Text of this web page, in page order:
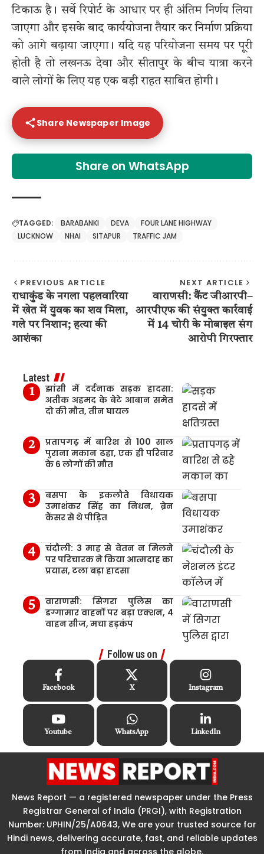
टिकाऊ है। सर्वे रिपोर्ट के आधार पर ही अंतिम निर्णय लिया
जाएगा और इसके बाद कार्ययोजना तैयार कर निर्माण प्रक्रिया
को आगे बढ़ाया जाएगा। यदि यह परियोजना समय पर पूरी
होती है तो लखनऊ देवा और सीतापुर के बीच यात्रा करने
वाले लोगों के लिए यह एक बड़ी राहत साबित होगी।
Share Newspaper Image
Share on WhatsApp
TAGGED: BARABANKI DEVA
FOUR LANE HIGHWAY
LUCKNOW
NHAI SITAPUR TRAFFIC JAM
PREVIOUS ARTICLE
राधाकुंड के नगला पहलवारिया
में खेत में युवक का शव मिला,
गले पर निशान; हत्या की
आशंका
NEXT ARTICLE
वाराणसी: कैंट जीआरपी–
आरपीएफ की संयुक्त कार्रवाई
में 14 चोरी के मोबाइल संग
आरोपी गिरफ्तार
Latest
झांसी में दर्दनाक सड़क हादसा:
अतीक अहमद के बेटे आबान समेत
दो की मौत, तीन घायल
प्रतापगढ़ में बारिश से 100 साल
पुराना मकान ढहा, एक ही परिवार
के 6 लोगों की मौत
बसपा के इकलौते विधायक
उमाशंकर सिंह का निधन, ब्रेन
कैंसर से थे पीड़ित
चंदौली: 3 माह से वेतन न मिलने
पर परिचारक ने किया आत्मदाह का
प्रयास, टला बड़ा हादसा
वाराणसी: सिगरा पुलिस का
डग्गामार वाहनों पर बड़ा एक्शन, 4
वाहन सीज, मचा हड़कंप
Follow us on
Facebook X Instagram
Youtube WhatsApp LinkedIn
News Report — a registered newspaper under the Press
Registrar General of India (PRGI), with Registration
Number: UPHIN/25/A0643, We are your trusted source for
Hindi news, delivering accurate, fast, and reliable updates
from India and across the globe.